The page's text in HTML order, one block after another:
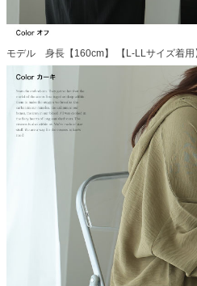
モデル 身長【160cm】 【L-LLサイズ着用